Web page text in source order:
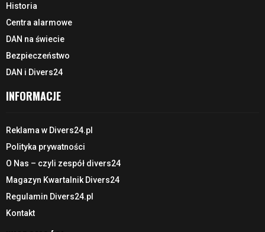
Historia
Centra alarmowe
DAN na świecie
Bezpieczeństwo
DAN i Divers24
INFORMACJE
Reklama w Divers24.pl
Polityka prywatności
O Nas – czyli zespół divers24
Magazyn Kwartalnik Divers24
Regulamin Divers24.pl
Kontakt